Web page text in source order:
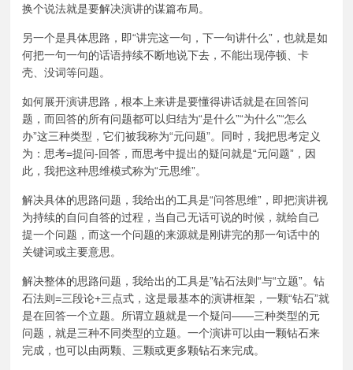
换个说法就是要解决演讲的谋篇布局。
另一个是具体思路，即“讲完这一句，下一句讲什么”，也就是如
何把一句一句的话语持续不断地说下去，不能出现停顿、卡
壳、没词等问题。
如何展开演讲思路，根本上来讲是要懂得讲话就是在回答问
题，而回答的所有问题都可以归结为“是什么”“为什么”“怎么
办”这三种类型，它们被我称为“元问题”。同时，我把思考定义
为：思考=提问-回答，而思考中提出的疑问就是“元问题”，因
此，我把这种思维模式称为“元思维”。
解决具体的思路问题，我给出的工具是“问答思维”，即把演讲视
为持续的自问自答的过程，当自己无话可说的时候，就给自己
提一个问题，而这一个问题的来源就是刚讲完的那一句话中的
关键词或主要意思。
解决整体的思路问题，我给出的工具是”钻石法则“与“立题”。钻
石法则=三段论+三点式，这是最基本的演讲框架，一颗“钻石”就
是在回答一个立题。所谓立题就是一个疑问——三种类型的元
问题，就是三种不同类型的立题。一个演讲可以由一颗钻石来
完成，也可以由两颗、三颗或更多颗钻石来完成。